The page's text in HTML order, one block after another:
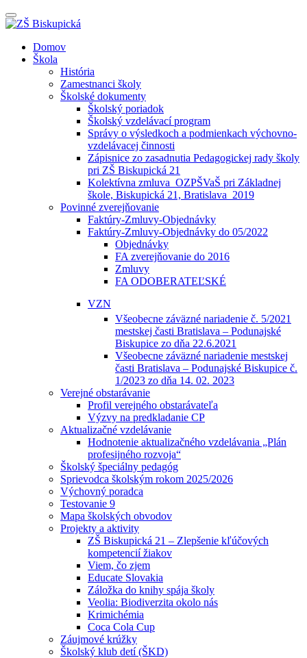
Prepínateľná
navigácia
Prejsť
Domov
Škola
História
Zamestnanci školy
Školské dokumenty
Školský poriadok
Školský vzdelávací program
Správy o výsledkoch a podmienkach výchovno-
vzdelávacej činnosti
Zápisnice zo zasadnutia Pedagogickej rady školy
pri ZŠ Biskupická 21
Kolektívna zmluva_OZPŠVaŠ pri Základnej
škole, Biskupická 21, Bratislava_2019
Povinné zverejňovanie
Faktúry-Zmluvy-Objednávky
Faktúry-Zmluvy-Objednávky do 05/2022
Objednávky
FA zverejňovanie do 2016
Zmluvy
FA ODOBERATEĽSKÉ
VZN
Všeobecne záväzné nariadenie č. 5/2021
mestskej časti Bratislava – Podunajské
Biskupice zo dňa 22.6.2021
Všeobecne záväzné nariadenie mestskej
časti Bratislava – Podunajské Biskupice č.
1/2023 zo dňa 14. 02. 2023
Verejné obstarávanie
Profil verejného obstarávateľa
Výzvy na predkladanie CP
Aktualizačné vzdelávanie
Hodnotenie aktualizačného vzdelávania „Plán
profesijného rozvoja“
Školský špeciálny pedagóg
Sprievodca školským rokom 2025/2026
Výchovný poradca
Testovanie 9
Mapa školských obvodov
Projekty a aktivity
ZŠ Biskupická 21 – Zlepšenie kľúčových
kompetencií žiakov
Viem, čo zjem
Educate Slovakia
Záložka do knihy spája školy
Veolia: Biodiverzita okolo nás
Krimichémia
Coca Cola Cup
Záujmové krúžky
Školský klub detí (ŠKD)